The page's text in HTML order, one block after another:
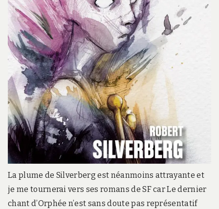
La plume de Silverberg est néanmoins attrayante et
je me tournerai vers ses romans de SF car Le dernier
chant d’Orphée n’est sans doute pas représentatif